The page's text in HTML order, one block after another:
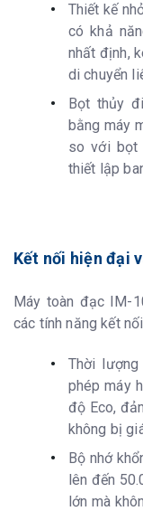
Thiết kế
có khả
nhất định,
di chuyển
Bọt thủy
bằng máy
so với bọt
thiết lập
Kết nối hiện đại
Máy toàn đạc IM-
các tính năng kết
Thời
phép máy
độ Eco,
không bị
Bộ nhớ
lên đến
lớn mà